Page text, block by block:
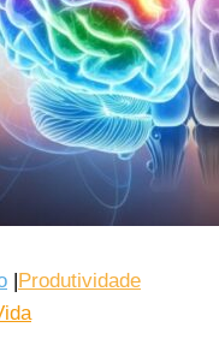
|Produtividade